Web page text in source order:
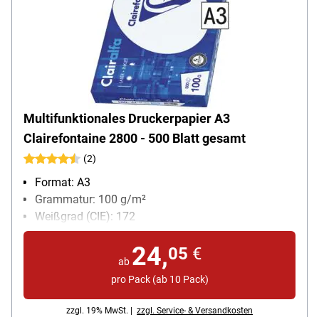
Multifunktionales Druckerpapier A3
Clairefontaine 2800 - 500 Blatt gesamt
(2)
Format: A3
Grammatur: 100 g/m²
Weißgrad (CIE): 172
Inhalt pro Pack: 500 Blatt
ab 24,05 €
pro Pack (ab 10 Pack)
zzgl. 19% MwSt. | zzgl. Service- & Versandkosten